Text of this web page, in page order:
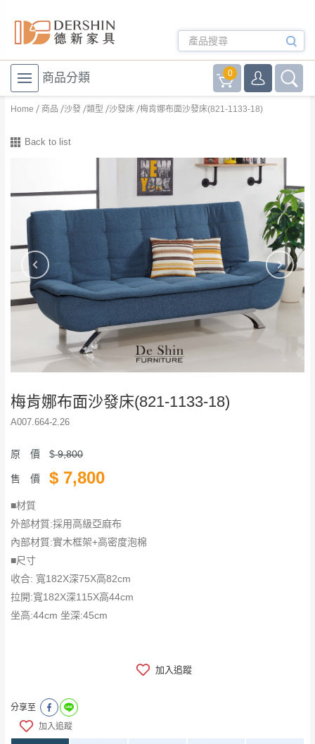
商品分類 0
Home 商品 沙發 類型 沙發床 梅肯娜布面沙發床(821-1133-18)
Back to list
梅肯娜布面沙發床(821-1133-18)
A007.664-2.26
原 價 $9,800
售 價 $ 7,800
■材質
外部材質:採用高級亞麻布
內部材質:實木框架+高密度泡棉
■尺寸
收合: 寬182X深75X高82cm
拉開:寬182X深115X高44cm
坐高:44cm 坐深:45cm
加入追蹤
分享至
加入追蹤